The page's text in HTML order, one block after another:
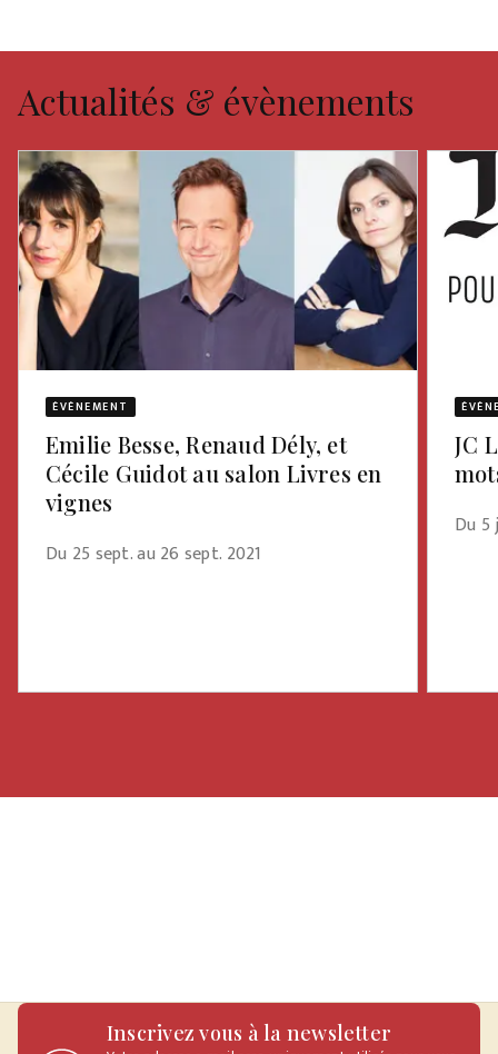
Actualités & évènements
ÉVÈNEMENT
Emilie Besse, Renaud Dély, et
Cécile Guidot au salon Livres en
vignes
Du 25 sept. au 26 sept. 2021
JC
Du 5
Inscrivez vous à la newsletter